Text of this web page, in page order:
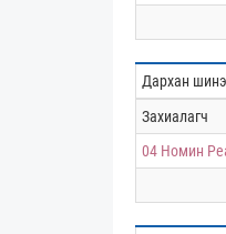
Дархан
Захиалагч
04 Номин